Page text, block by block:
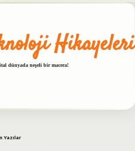
Hikayeleri
dünyada neşeli bir macera!
Yazılar